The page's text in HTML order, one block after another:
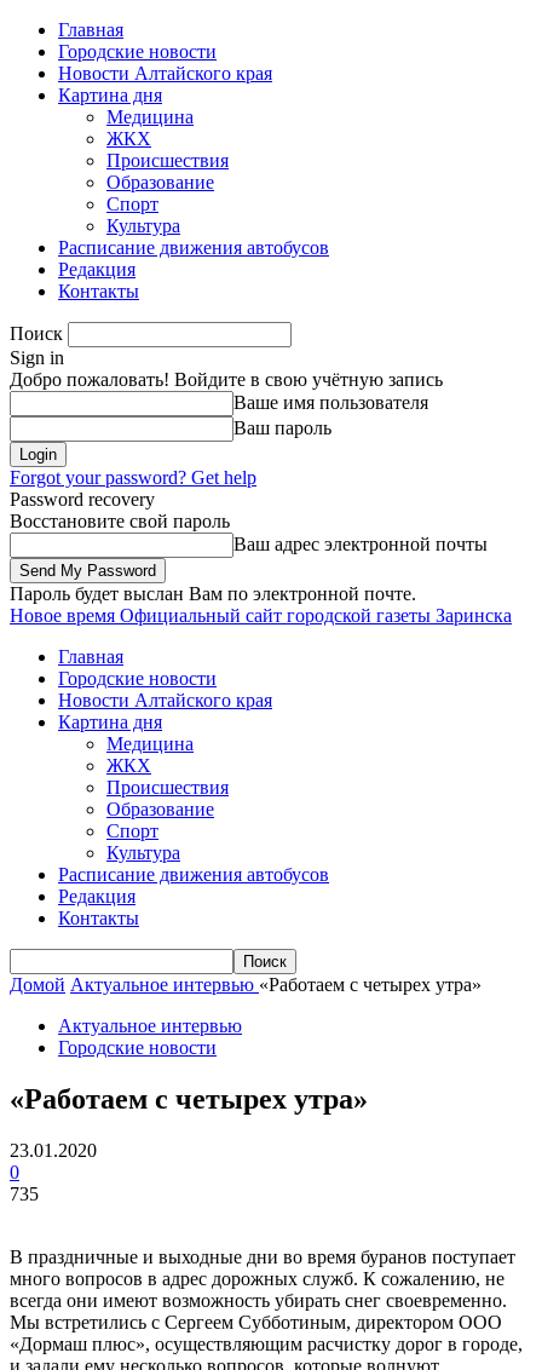
Главная
Городские новости
Новости Алтайского края
Картина дня
Медицина
ЖКХ
Происшествия
Образование
Спорт
Культура
Расписание движения автобусов
Редакция
Контакты
Поиск
Sign in
Добро пожаловать! Войдите в свою учётную запись
Ваше имя пользователя
Ваш пароль
Forgot your password? Get help
Password recovery
Восстановите свой пароль
Ваш адрес электронной почты
Пароль будет выслан Вам по электронной почте.
Новое время Официальный сайт городской газеты Заринска
Главная
Городские новости
Новости Алтайского края
Картина дня
Медицина
ЖКХ
Происшествия
Образование
Спорт
Культура
Расписание движения автобусов
Редакция
Контакты
Домой Актуальное интервью «Работаем с четырех утра»
Актуальное интервью
Городские новости
«Работаем с четырех утра»
23.01.2020
0
735
В праздничные и выходные дни во время буранов поступает
много вопросов в адрес дорожных служб. К сожалению, не
всегда они имеют возможность убирать снег своевременно.
Мы встретились с Сергеем Субботиным, директором ООО
«Дормаш плюс», осуществляющим расчистку дорог в городе,
и задали ему несколько вопросов, которые волнуют